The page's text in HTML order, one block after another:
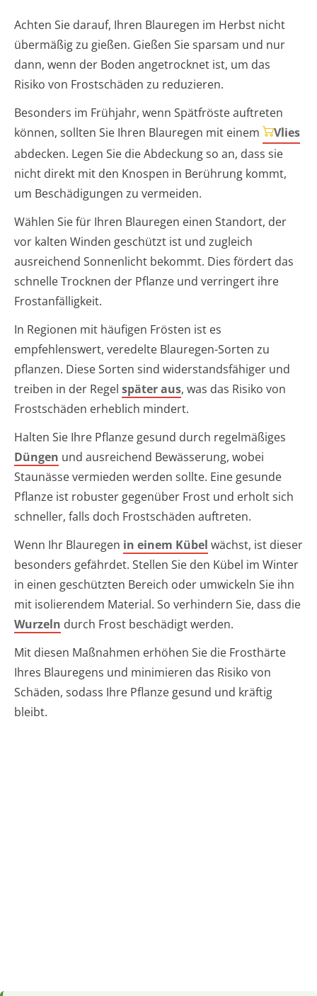
Achten Sie darauf, Ihren Blauregen im Herbst nicht
übermäßig zu gießen. Gießen Sie sparsam und nur
dann, wenn der Boden angetrocknet ist, um das
Risiko von Frostschäden zu reduzieren.
Besonders im Frühjahr, wenn Spätfröste auftreten
können, sollten Sie Ihren Blauregen mit einem
Vlies
abdecken. Legen Sie die Abdeckung so an, dass sie
nicht direkt mit den Knospen in Berührung kommt,
um Beschädigungen zu vermeiden.
Wählen Sie für Ihren Blauregen einen Standort, der
vor kalten Winden geschützt ist und zugleich
ausreichend Sonnenlicht bekommt. Dies fördert das
schnelle Trocknen der Pflanze und verringert ihre
Frostanfälligkeit.
In Regionen mit häufigen Frösten ist es
empfehlenswert, veredelte Blauregen-Sorten zu
pflanzen. Diese Sorten sind widerstandsfähiger und
treiben in der Regel später aus, was das Risiko von
Frostschäden erheblich mindert.
Halten Sie Ihre Pflanze gesund durch regelmäßiges
Düngen und ausreichend Bewässerung, wobei
Staunässe vermieden werden sollte. Eine gesunde
Pflanze ist robuster gegenüber Frost und erholt sich
schneller, falls doch Frostschäden auftreten.
Wenn Ihr Blauregen in einem Kübel wächst, ist dieser
besonders gefährdet. Stellen Sie den Kübel im Winter
in einen geschützten Bereich oder umwickeln Sie ihn
mit isolierendem Material. So verhindern Sie, dass die
Wurzeln durch Frost beschädigt werden.
Mit diesen Maßnahmen erhöhen Sie die Frosthärte
Ihres Blauregens und minimieren das Risiko von
Schäden, sodass Ihre Pflanze gesund und kräftig
bleibt.